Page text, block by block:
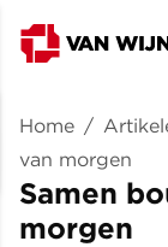
Home /
van morgen
Samen
morgen